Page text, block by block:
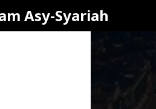
Asy-Syariah